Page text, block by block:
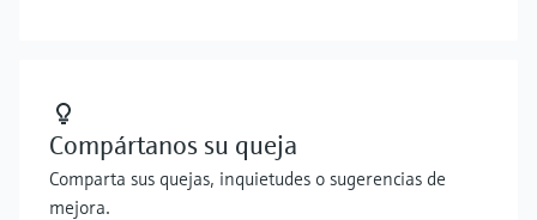
Compártanos su queja
Comparta sus quejas, inquietudes o sugerencias de
mejora.